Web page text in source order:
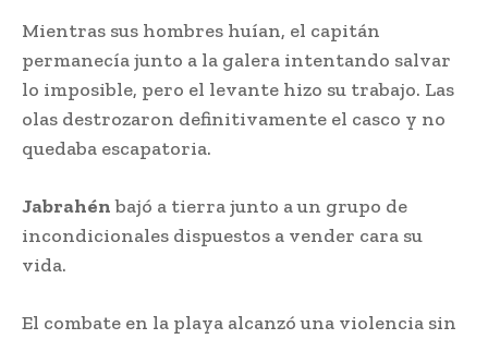
Mientras sus hombres huían, el capitán
permanecía junto a la galera intentando salvar
lo imposible, pero el levante hizo su trabajo. Las
olas destrozaron definitivamente el casco y no
quedaba escapatoria.
Jabrahénbajó a tierra junto a un grupo de
incondicionales dispuestos a vender cara su
vida.
El combate en la playa alcanzó una violencia sin